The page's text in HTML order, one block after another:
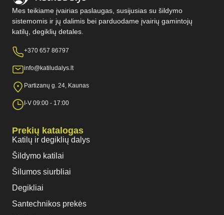
Mes teikiame įvairias paslaugas, susijusias su šildymo
sistemomis ir jų dalimis bei parduodame įvairių gamintojų
katilų, degiklių detales.
+370 657 86797
info@katiludalys.lt
Partizanų g. 24, Kaunas
I-V 09:00 - 17:00
Prekių katalogas
Katilų ir degiklių dalys
Šildymo katilai
Šilumos siurbliai
Degikliai
Santechnikos prekės